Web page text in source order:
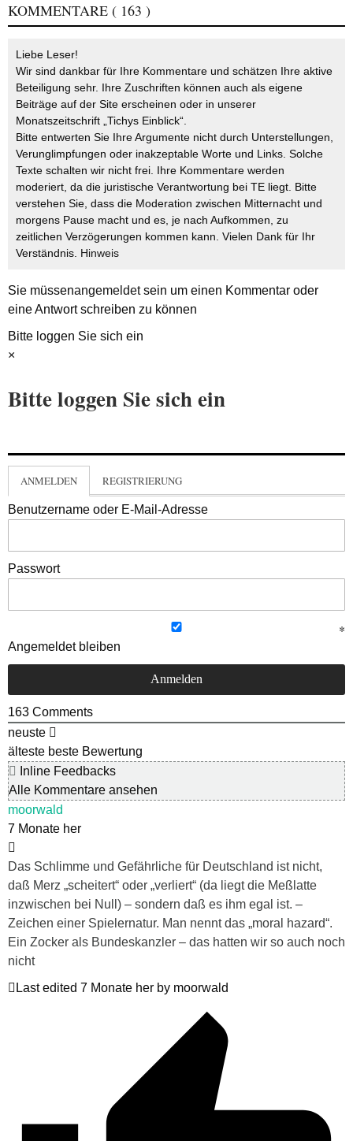
KOMMENTARE ( 163 )
Liebe Leser!
Wir sind dankbar für Ihre Kommentare und schätzen Ihre aktive
Beteiligung sehr. Ihre Zuschriften können auch als eigene
Beiträge auf der Site erscheinen oder in unserer
Monatszeitschrift „Tichys Einblick“.
Bitte entwerten Sie Ihre Argumente nicht durch Unterstellungen,
Verunglimpfungen oder inakzeptable Worte und Links. Solche
Texte schalten wir nicht frei. Ihre Kommentare werden
moderiert, da die juristische Verantwortung bei TE liegt. Bitte
verstehen Sie, dass die Moderation zwischen Mitternacht und
morgens Pause macht und es, je nach Aufkommen, zu
zeitlichen Verzögerungen kommen kann. Vielen Dank für Ihr
Verständnis. Hinweis
Sie müssenangemeldetsein um einen Kommentar oder
eine Antwort schreiben zu können
Bitte loggen Sie sich ein
×
Bitte loggen Sie sich ein
ANMELDEN REGISTRIERUNG
Benutzername oder E-Mail-Adresse
Passwort
Angemeldet bleiben
163 Comments
neuste
älteste beste Bewertung
Inline Feedbacks
Alle Kommentare ansehen
moorwald
7 Monate her
Das Schlimme und Gefährliche für Deutschland ist nicht,
daß Merz „scheitert“ oder „verliert“ (da liegt die Meßlatte
inzwischen bei Null) – sondern daß es ihm egal ist. –
Zeichen einer Spielernatur. Man nennt das „moral hazard“.
Ein Zocker als Bundeskanzler – das hatten wir so auch noch
nicht
Last edited 7 Monate her by moorwald